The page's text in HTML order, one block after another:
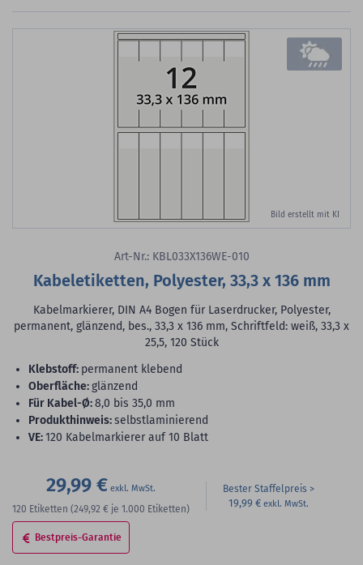
Bild erstellt mit KI
Art-Nr.: KBL033X136WE-010
Kabeletiketten, Polyester, 33,3 x 136 mm
Kabelmarkierer, DIN A4 Bogen für Laserdrucker, Polyester,
permanent, glänzend, bes., 33,3 x 136 mm, Schriftfeld: weiß, 33,3 x
25,5, 120 Stück
Klebstoff: permanent klebend
Oberfläche:glänzend
für Kabel-Ø:8,0 bis 35,0 mm
Produkthinweis:selbstlaminierend
VE:120 Kabelmarkierer auf 10 Blatt
29,99 €
120 Etiketten (249,92 € je 1.000 Etiketten)
Bester Staffelpreis
19,99 €
Bestpreis-Garantie